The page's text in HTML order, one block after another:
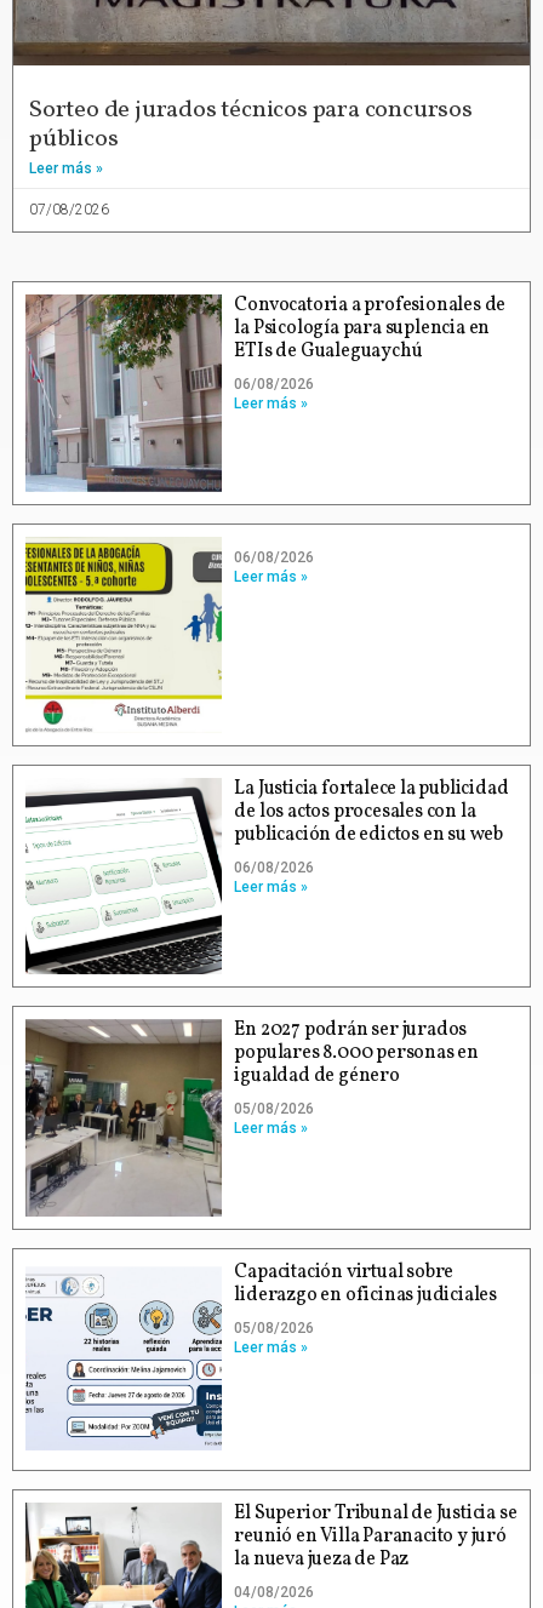
Sorteo de jurados técnicos para concursos
públicos
Leer más »
07/08/2026
Convocatoria a profesionales de
la Psicología para suplencia en
ETIs de Gualeguaychú
06/08/2026
Leer más »
06/08/2026
Leer más »
La Justicia fortalece la publicidad
de los actos procesales con la
publicación de edictos en su web
06/08/2026
Leer más »
En 2027 podrán ser jurados
populares 8.000 personas en
igualdad de género
05/08/2026
Leer más »
Capacitación virtual sobre
liderazgo en oficinas judiciales
05/08/2026
Leer más »
El Superior Tribunal de Justicia se
reunió en Villa Paranacito y juró
la nueva jueza de Paz
04/08/2026